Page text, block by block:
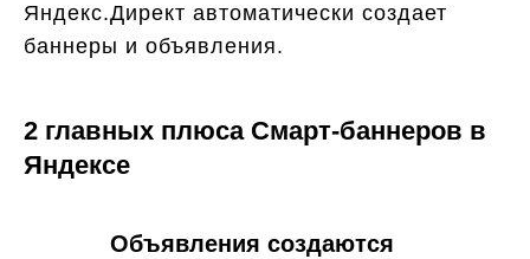
Яндекс.Директ автоматически создает
баннеры и объявления.
2 главных плюса Смарт-баннеров в
Яндексе
Объявления создаются